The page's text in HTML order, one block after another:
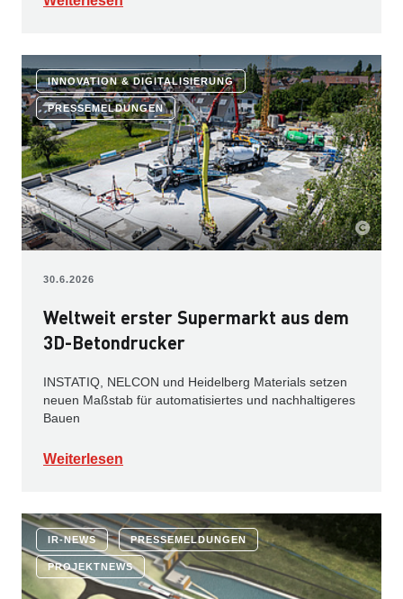
INNOVATION & DIGITALISIERUNG
PRESSEMELDUNGEN
30.6.2026
Weltweit erster Supermarkt aus dem
3D-Betondrucker
INSTATIQ, NELCON und Heidelberg Materials setzen
neuen Maßstab für automatisiertes und nachhaltigeres
Bauen
Weiterlesen
IR-NEWS PRESSEMELDUNGEN
PROJEKTNEWS